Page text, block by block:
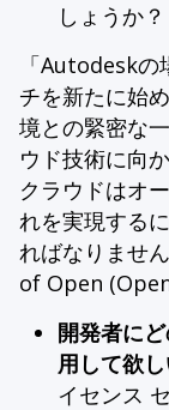
しょうか？
「Autodesk
チを新たに始
境との緊密な
ウド技術に向
クラウドはオ
れを実現する
ればなりませ
of Open
開発者に
用して欲し
イセンス